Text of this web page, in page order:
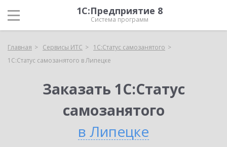
1С:Предприятие 8
Система программ
Главная Сервисы ИТС
1С:Статус самозанятого
1С:Статус самозанятого в Липецке
Заказать 1С:Статус
самозанятого
в Липецке